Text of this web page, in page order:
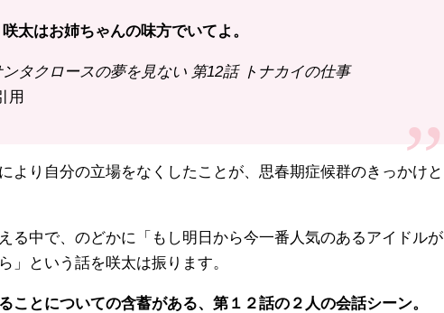
太はお姉ちゃんの味方でいてよ。
タクロースの夢を見ない 第12話 トナカイの仕事
用
より自分の立場をなくしたことが、思春期症候群のきっかけと
る中で、のどかに「もし明日から今一番人気のあるアイドルが
」という話を咲太は振ります。
とについての含蓄がある、第１２話の２人の会話シーン。